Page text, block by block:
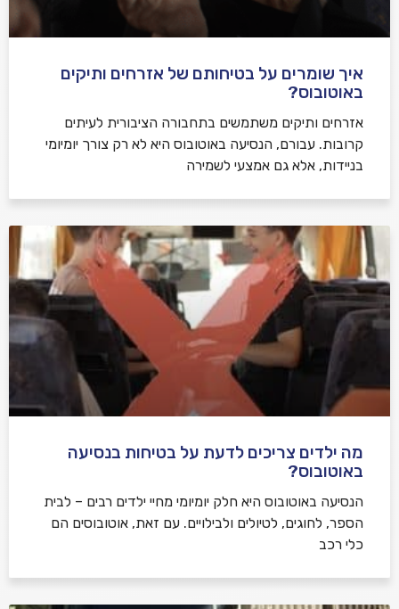
איך שומרים על בטיחותם של אזרחים ותיקים
באוטובוס?
אזרחים ותיקים משתמשים בתחבורה הציבורית לעיתים
קרובות. עבורם, הנסיעה באוטובוס היא לא רק צורך יומיומי
בניידות, אלא גם אמצעי לשמירה
מה ילדים צריכים לדעת על בטיחות בנסיעה
באוטובוס?
הנסיעה באוטובוס היא חלק יומיומי מחיי ילדים רבים – לבית
הספר, לחוגים, לטיולים ולבילויים. עם זאת, אוטובוסים הם
כלי רכב